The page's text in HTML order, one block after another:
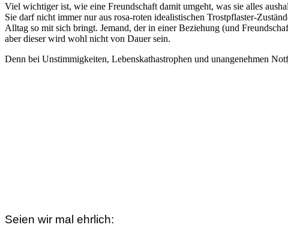
Viel wichtiger ist, wie eine Freundschaft damit umgeht, was sie alles
Sie darf nicht immer nur aus rosa-roten idealistischen Trostpflaster-
Alltag so mit sich bringt. Jemand, der in einer Beziehung (und
aber dieser wird wohl nicht von Dauer sein.
Denn bei Unstimmigkeiten, Lebenskathastrophen und unangenehmen
Seien wir mal ehrlich: